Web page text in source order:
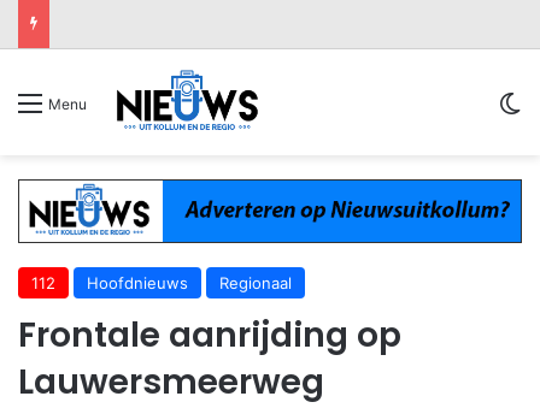
Menu
112 Hoofdnieuws Regionaal
Frontale aanrijding op
Lauwersmeerweg